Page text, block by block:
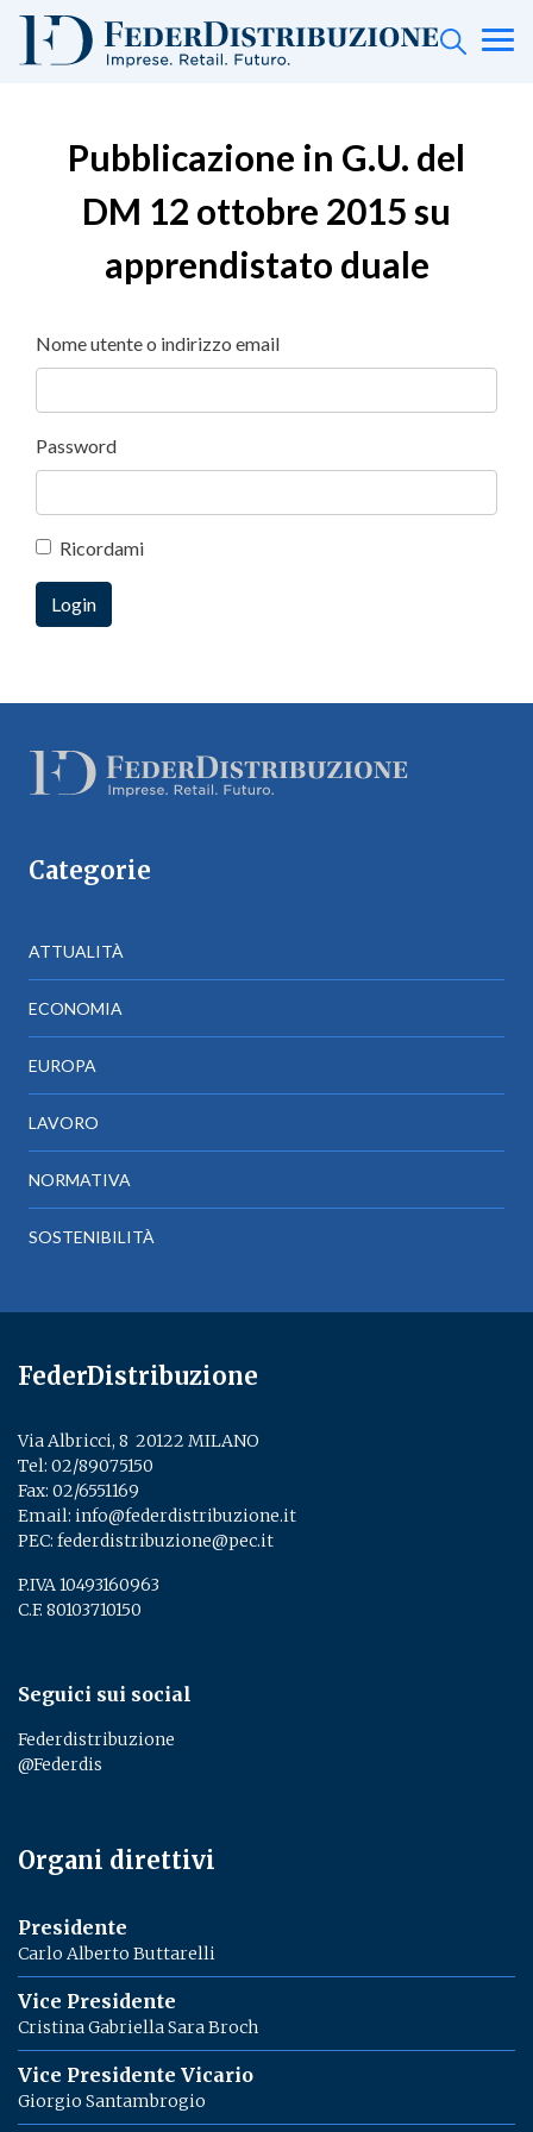
Pubblicazione in G.U. del
DM 12 ottobre 2015 su
apprendistato duale
Nome utente o indirizzo email
Password
Ricordami
Categorie
ATTUALITÀ
ECONOMIA
EUROPA
LAVORO
NORMATIVA
SOSTENIBILITÀ
FederDistribuzione
Via Albricci, 8 ­ 20122 MILANO
Tel: 02/89075150
Fax: 02/6551169
Email: info@federdistribuzione.it
PEC: federdistribuzione@pec.it
P.IVA 10493160963
C.F. 80103710150
Seguici sui social
Federdistribuzione
@Federdis
Organi direttivi
Presidente
Carlo Alberto Buttarelli
Vice Presidente
Cristina Gabriella Sara Broch
Vice Presidente Vicario
Giorgio Santambrogio